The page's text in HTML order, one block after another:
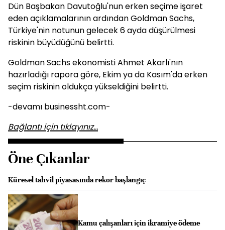
Dün Başbakan Davutoğlu'nun erken seçime işaret
eden açıklamalarının ardından Goldman Sachs,
Türkiye'nin notunun gelecek 6 ayda düşürülmesi
riskinin büyüdüğünü belirtti.
Goldman Sachs ekonomisti Ahmet Akarlı'nın
hazırladığı rapora göre, Ekim ya da Kasım'da erken
seçim riskinin oldukça yükseldiğini belirtti.
-devamı businessht.com-
Bağlantı için tıklayınız...
Öne Çıkanlar
Küresel tahvil piyasasında rekor başlangıç
Kamu çalışanları için ikramiye ödeme